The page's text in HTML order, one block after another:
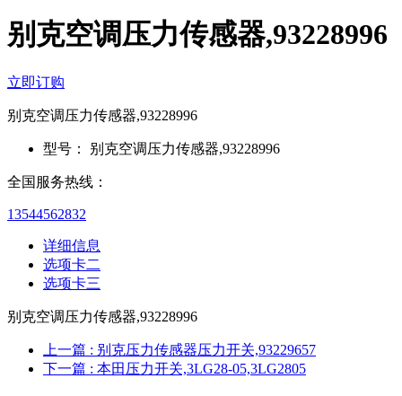
别克空调压力传感器,93228996
立即订购
别克空调压力传感器,93228996
型号： 别克空调压力传感器,93228996
全国服务热线：
13544562832
详细信息
选项卡二
选项卡三
别克空调压力传感器,93228996
上一篇 : 别克压力传感器压力开关,93229657
下一篇 : 本田压力开关,3LG28-05,3LG2805